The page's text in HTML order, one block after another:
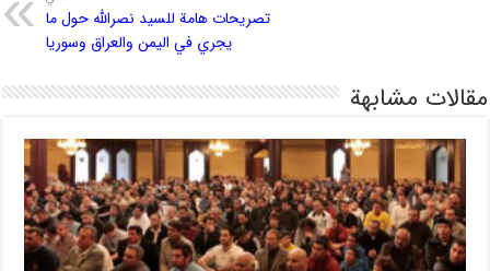
تصريحات هامة للسيد نصرالله حول ما
يجري في اليمن والعراق وسوريا
مقالات مشابهة